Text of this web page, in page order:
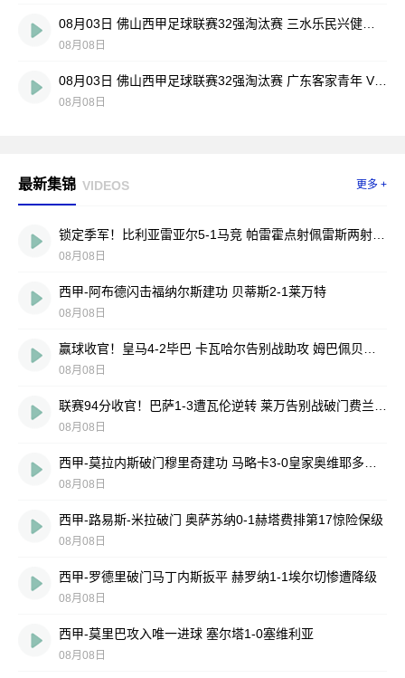
08月08日
08月03日 佛山西甲足球联赛32强淘汰赛 广东客家青年 VS 广州英华思力U17 全场录像
08月08日
最新集锦 VIDEOS 更多 +
08月08日
西甲-阿布德闪击福纳尔斯建功 贝蒂斯2-1莱万特
08月08日
08月08日
08月08日
08月08日
西甲-路易斯-米拉破门 奥萨苏纳0-1赫塔费排第17惊险保级
08月08日
西甲-罗德里破门马丁内斯扳平 赫罗纳1-1埃尔切惨遭降级
08月08日
西甲-莫里巴攻入唯一进球 塞尔塔1-0塞维利亚
08月08日